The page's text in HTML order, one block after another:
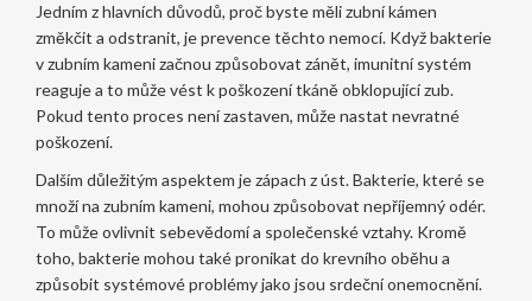
Jedním z hlavních důvodů, proč byste měli zubní kámen
změkčit a odstranit, je prevence těchto nemocí. Když bakterie
v zubním kameni začnou způsobovat zánět, imunitní systém
reaguje a to může vést k poškození tkáně obklopující zub.
Pokud tento proces není zastaven, může nastat nevratné
poškození.
Dalším důležitým aspektem je zápach z úst. Bakterie, které se
množí na zubním kameni, mohou způsobovat nepříjemný odér.
To může ovlivnit sebevědomí a společenské vztahy. Kromě
toho, bakterie mohou také pronikat do krevního oběhu a
způsobit systémové problémy jako jsou srdeční onemocnění.